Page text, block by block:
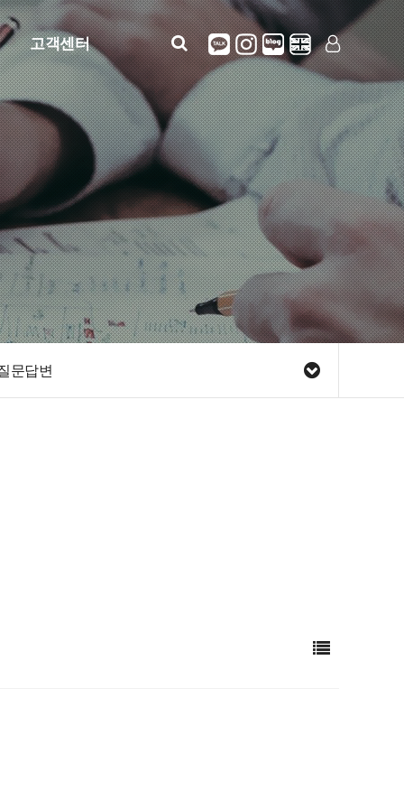
LOG IN
SIGN UP
고객센터
공지사항
자주묻는질문
질문답변
정보안내(사용설명)
견적문의
문답변